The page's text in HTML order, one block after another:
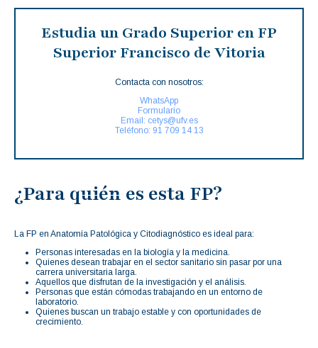
Estudia un Grado Superior en FP
Superior Francisco de Vitoria
Contacta con nosotros:
WhatsApp
Formulario
Email: cetys@ufv.es
Teléfono: 91 709 14 13
¿Para quién es esta FP?
La FP en Anatomía Patológica y Citodiagnóstico es ideal para:
Personas interesadas en la biología y la medicina.
Quienes desean trabajar en el sector sanitario sin pasar por una
carrera universitaria larga.
Aquellos que disfrutan de la investigación y el análisis.
Personas que están cómodas trabajando en un entorno de
laboratorio.
Quienes buscan un trabajo estable y con oportunidades de
crecimiento.